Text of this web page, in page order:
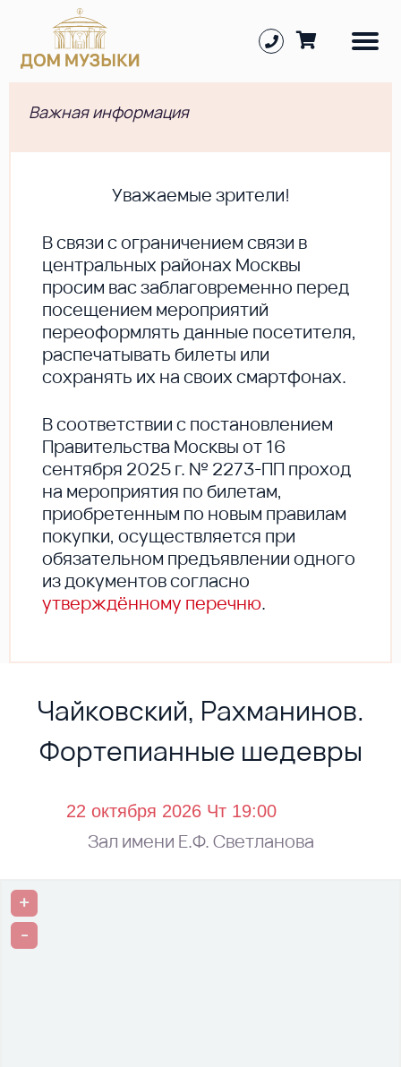
Важная информация
Уважаемые зрители!
В cвязи с ограничением связи в
центральных районах Москвы
просим вас заблаговременно перед
посещением мероприятий
переоформлять данные посетителя,
распечатывать билеты или
сохранять их на своих смартфонах.
В соответствии с постановлением
Правительства Москвы от 16
сентября 2025 г. № 2273-ПП проход
на мероприятия по билетам,
приобретенным по новым правилам
покупки, осуществляется при
обязательном предъявлении одного
из документов согласно
утверждённому перечню.
Чайковский, Рахманинов.
Фортепианные шедевры
Зал имени Е.Ф. Светланова
+
-